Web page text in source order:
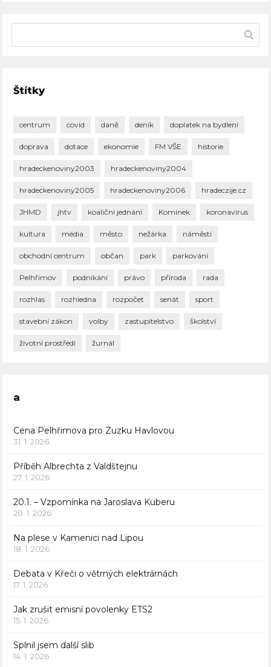
Štítky
centrum covid daně deník doplatek na bydlení
doprava dotace ekonomie FM VŠE historie
hradeckenoviny2003 hradeckenoviny2004
hradeckenoviny2005 hradeckenoviny2006 hradeczije.cz
JHMD jhtv koaliční jednání Komínek koronavirus
kultura média město nežárka náměstí
obchodní centrum občan park parkování
Pelhřimov podnikání právo příroda rada
rozhlas rozhledna rozpočet senát sport
stavební zákon volby zastupitelstvo školství
životní prostředí žurnál
a
Cena Pelhřimova pro Zuzku Havlovou
31. 1. 2026
Příběh Albrechta z Valdštejnu
27. 1. 2026
20.1. – Vzpomínka na Jaroslava Kuberu
20. 1. 2026
Na plese v Kamenici nad Lipou
18. 1. 2026
Debata v Křeči o větrných elektrárnách
17. 1. 2026
Jak zrušit emisní povolenky ETS2
15. 1. 2026
Splnil jsem další slib
14. 1. 2026